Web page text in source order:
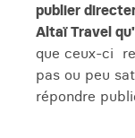
publier
Altaï Travel
que ceux-ci
pas ou peu
répondre